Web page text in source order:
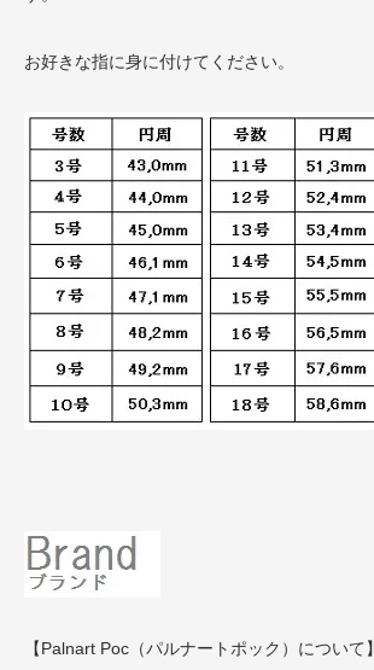
お好きな指に身に付けてください。
【Palnart Poc（パルナートポック）について】